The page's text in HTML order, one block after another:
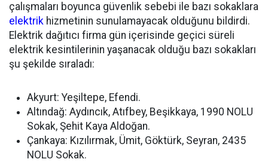
çalışmaları boyunca güvenlik sebebi ile bazı sokaklara
elektrik hizmetinin sunulamayacak olduğunu bildirdi.
Elektrik dağıtıcı firma gün içerisinde geçici süreli
elektrik kesintilerinin yaşanacak olduğu bazı sokakları
şu şekilde sıraladı:
Akyurt: Yeşiltepe, Efendi.
Altındağ: Aydıncık, Atıfbey, Beşikkaya, 1990 NOLU
Sokak, Şehit Kaya Aldoğan.
Çankaya: Kızılırmak, Ümit, Göktürk, Seyran, 2435
NOLU Sokak.